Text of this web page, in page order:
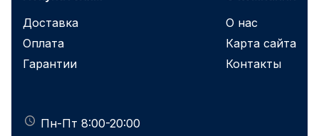
Доставка
Оплата
Гарантии
О нас
Карта сайта
Контакты
Пн-Пт 8:00-20:00